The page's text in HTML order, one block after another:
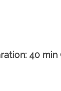
40 min